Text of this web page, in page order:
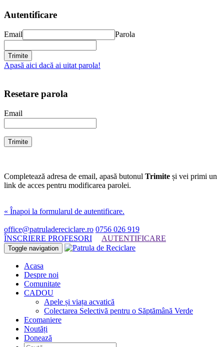
Autentificare
Email Parola
Apasă aici dacă ai uitat parola!
Resetare parola
Email
Completează adresa de email, apasă butonul Trimite și vei primi un
link de acces pentru modificarea parolei.
« Înapoi la formularul de autentificare.
office@patruladereciclare.ro 0756 026 919
ÎNSCRIERE PROFESORI
AUTENTIFICARE
Toggle navigation
Acasa
Despre noi
Comunitate
CADOU
Apele și viața acvatică
Colectarea Selectivă pentru o Săptămână Verde
Ecomaniere
Noutăți
Donează